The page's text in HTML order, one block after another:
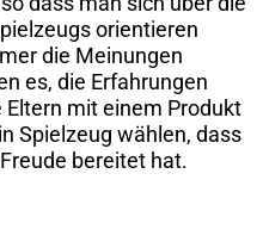
orientieren
die Meinungen
es, die Erfahrungen
mit einem Produkt
Spielzeug wählen, dass
bereitet hat.